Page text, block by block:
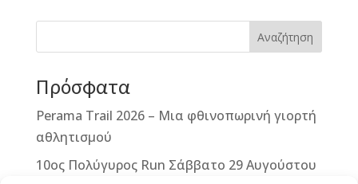
e
o
k
e
e
r
r l ter
Αναζήτηση
Πρόσφατα
Perama Trail 2026 – Μια φθινοπωρινή γιορτή
αθλητισμού
10ος Πολύγυρος Run Σάββατο 29 Αυγούστου